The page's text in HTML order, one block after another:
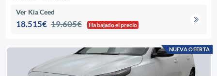
Ver Kia Ceed
18.515€ 19.605€ Ha bajado el precio
NUEVA OFERTA